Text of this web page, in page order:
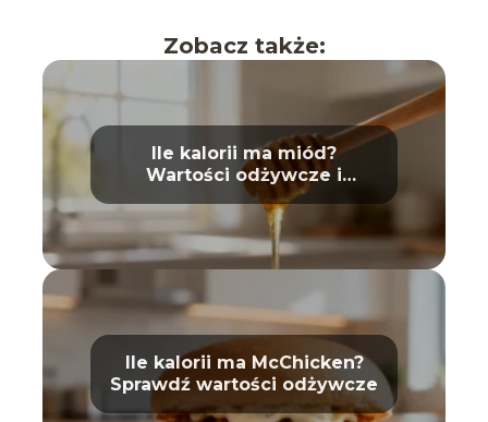
Zobacz także:
Ile kalorii ma miód?
Wartości odżywcze i
właściwości
Ile kalorii ma McChicken?
Sprawdź wartości odżywcze